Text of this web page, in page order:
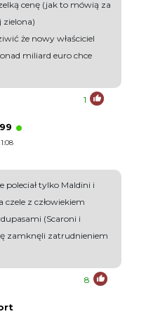
cenę (jak to mówią za
zielona)
że nowy właściciel
miliard euro chce
1
poleciał tylko Maldini i
czele z człowiekiem
(Scaroni i
zamknęli zatrudnieniem
8